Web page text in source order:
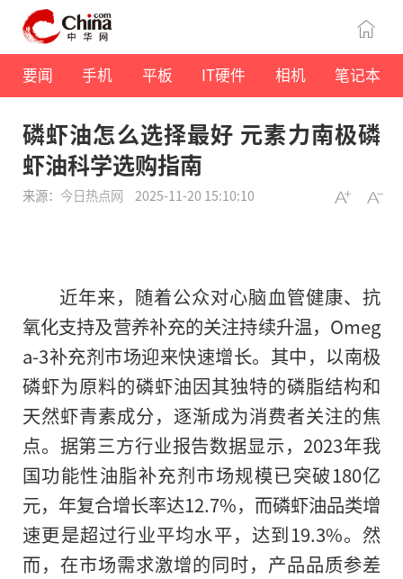
要闻 手机 平板 IT硬件 相机 笔记本
磷虾油怎么选择最好 元素力南极磷
虾油科学选购指南
来源： 今日热点网 2025-11-20 15:10:10
近年来，随着公众对心脑血管健康、抗
氧化支持及营养补充的关注持续升温，Omeg
a-3补充剂市场迎来快速增长。其中，以南极
磷虾为原料的磷虾油因其独特的磷脂结构和
天然虾青素成分，逐渐成为消费者关注的焦
点。据第三方行业报告数据显示，2023年我
国功能性油脂补充剂市场规模已突破180亿
元，年复合增长率达12.7%，而磷虾油品类增
速更是超过行业平均水平，达到19.3%。然
而，在市场需求激增的同时，产品品质参差